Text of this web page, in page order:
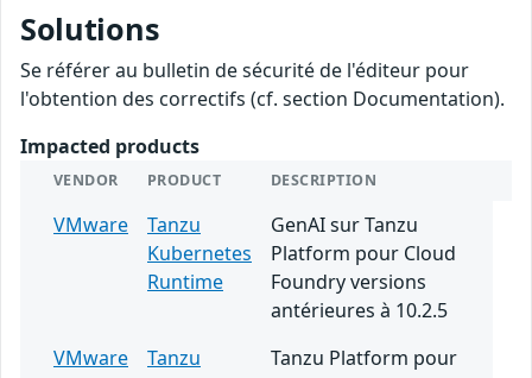
Solutions
Se référer au bulletin de sécurité de l'éditeur pour
l'obtention des correctifs (cf. section Documentation).
Impacted products
VENDOR PRODUCT DESCRIPTION
VMware
Tanzu
Kubernetes
Runtime
GenAI sur Tanzu
Platform pour Cloud
Foundry versions
antérieures à 10.2.5
VMware
Tanzu
Tanzu Platform pour